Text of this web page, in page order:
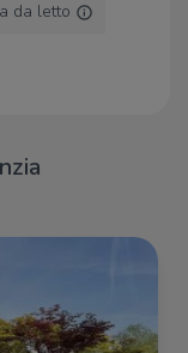
da letto